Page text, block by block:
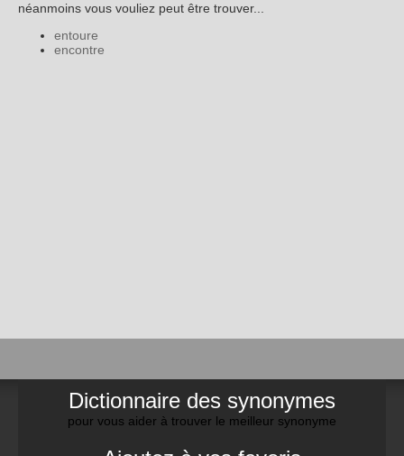
néanmoins vous vouliez peut être trouver...
entoure
encontre
Dictionnaire des synonymes
pour vous aider à trouver le meilleur synonyme